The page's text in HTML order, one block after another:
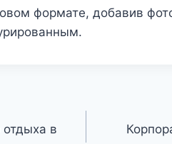
формате, добавив
в